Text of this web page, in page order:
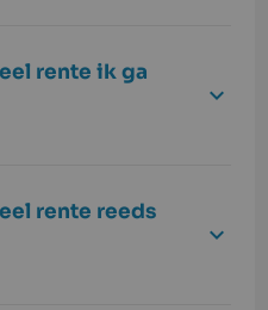
rente ik ga
rente reeds